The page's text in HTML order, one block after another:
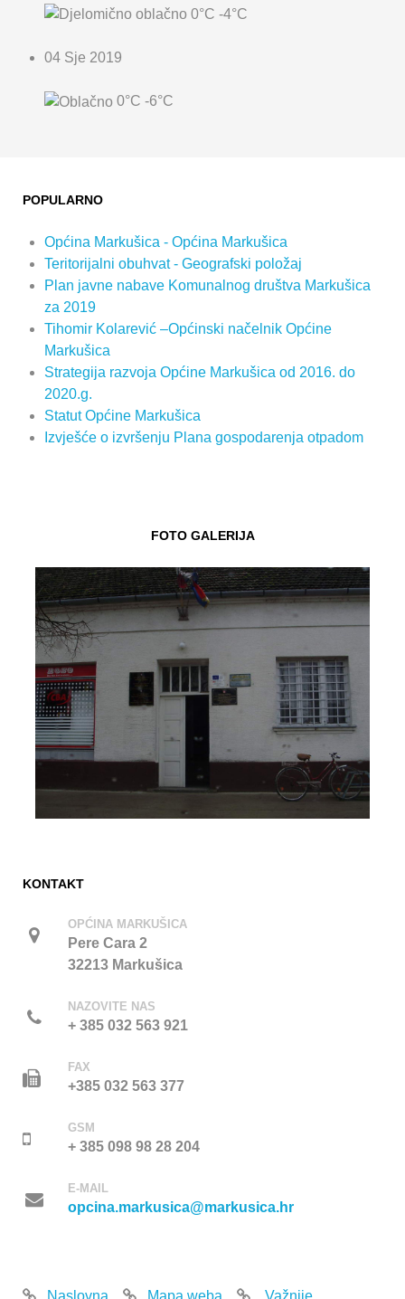
0°C -4°C
04 Sje 2019
0°C -6°C
POPULARNO
Općina Markušica - Općina Markušica
Teritorijalni obuhvat - Geografski položaj
Plan javne nabave Komunalnog društva Markušica
za 2019
Tihomir Kolarević –Općinski načelnik Općine
Markušica
Strategija razvoja Općine Markušica od 2016. do
2020.g.
Statut Općine Markušica
Izvješće o izvršenju Plana gospodarenja otpadom
FOTO GALERIJA
KONTAKT
OPĆINA MARKUŠICA
Pere Cara 2
32213 Markušica
NAZOVITE NAS
+ 385 032 563 921
FAX
+385 032 563 377
GSM
+ 385 098 98 28 204
E-MAIL
opcina.markusica@markusica.hr
Naslovna Mapa weba Važnije